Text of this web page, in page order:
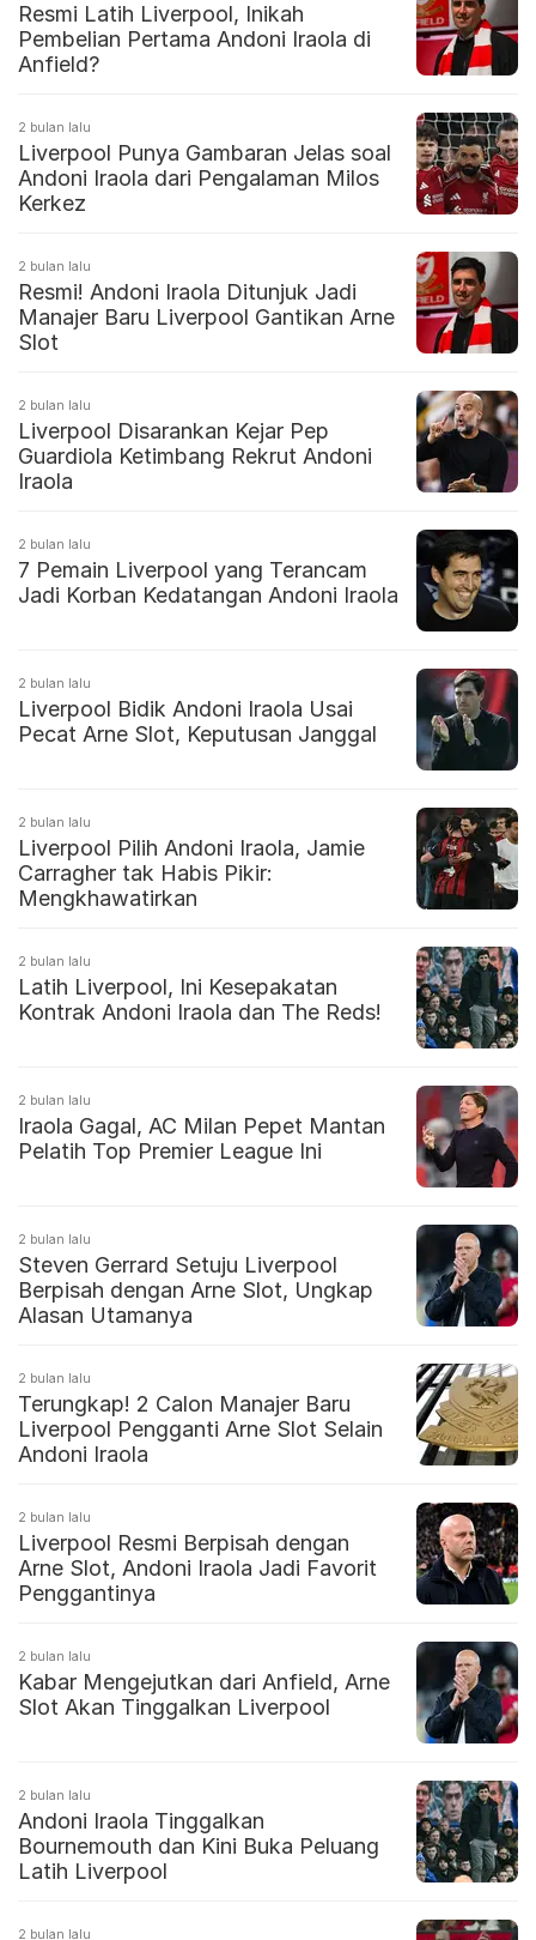
Resmi Latih Liverpool, Inikah
Pembelian Pertama Andoni Iraola di
Anfield?
2 bulan lalu
Liverpool Punya Gambaran Jelas soal
Andoni Iraola dari Pengalaman Milos
Kerkez
2 bulan lalu
Resmi! Andoni Iraola Ditunjuk Jadi
Manajer Baru Liverpool Gantikan Arne
Slot
2 bulan lalu
Liverpool Disarankan Kejar Pep
Guardiola Ketimbang Rekrut Andoni
Iraola
2 bulan lalu
7 Pemain Liverpool yang Terancam
Jadi Korban Kedatangan Andoni Iraola
2 bulan lalu
Liverpool Bidik Andoni Iraola Usai
Pecat Arne Slot, Keputusan Janggal
2 bulan lalu
Liverpool Pilih Andoni Iraola, Jamie
Carragher tak Habis Pikir:
Mengkhawatirkan
2 bulan lalu
Latih Liverpool, Ini Kesepakatan
Kontrak Andoni Iraola dan The Reds!
2 bulan lalu
Iraola Gagal, AC Milan Pepet Mantan
Pelatih Top Premier League Ini
2 bulan lalu
Steven Gerrard Setuju Liverpool
Berpisah dengan Arne Slot, Ungkap
Alasan Utamanya
2 bulan lalu
Terungkap! 2 Calon Manajer Baru
Liverpool Pengganti Arne Slot Selain
Andoni Iraola
2 bulan lalu
Liverpool Resmi Berpisah dengan
Arne Slot, Andoni Iraola Jadi Favorit
Penggantinya
2 bulan lalu
Kabar Mengejutkan dari Anfield, Arne
Slot Akan Tinggalkan Liverpool
2 bulan lalu
Andoni Iraola Tinggalkan
Bournemouth dan Kini Buka Peluang
Latih Liverpool
2 bulan lalu